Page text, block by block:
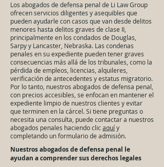
Los abogados de defensa penal de Li Law Group
ofrecen servicios diligentes y asequibles que
pueden ayudarle con casos que van desde delitos
menores hasta delitos graves de clase II,
principalmente en los condados de Douglas,
Sarpy y Lancaster, Nebraska. Las condenas
penales en su expediente pueden tener graves
consecuencias más allá de los tribunales, como la
pérdida de empleos, licencias, alquileres,
verificación de antecedentes y estatus migratorio.
Por lo tanto, nuestros abogados de defensa penal,
con precios accesibles, se enfocan en mantener el
expediente limpio de nuestros clientes y evitar
que terminen en la cárcel. Si tiene preguntas o
necesita una consulta, puede contactar a nuestros
abogados penales haciendo clicaquíy
completando un formulario de admisión.
Nuestros abogados de defensa penal le
ayudan a comprender sus derechos legales